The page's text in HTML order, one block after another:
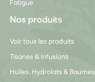
Fatigue
Nos produits
Voir tous les produits
Tisanes & Infusions
Huiles, Hydrolats & Baumes